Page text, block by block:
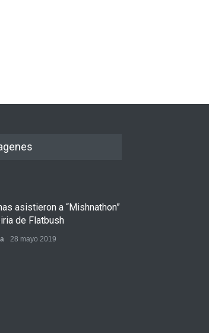
asistieron a “Mishnathon”
de Flatbush
28 mayo 2019